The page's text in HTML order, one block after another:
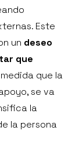
Este
un deseo
que
que la
se va
la
la persona